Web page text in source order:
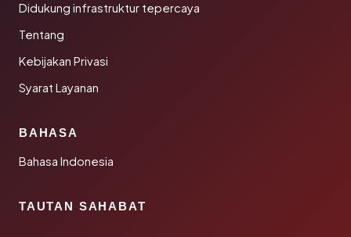
Didukung infrastruktur tepercaya
Tentang
Kebijakan Privasi
Syarat Layanan
BAHASA
Bahasa Indonesia
TAUTAN SAHABAT